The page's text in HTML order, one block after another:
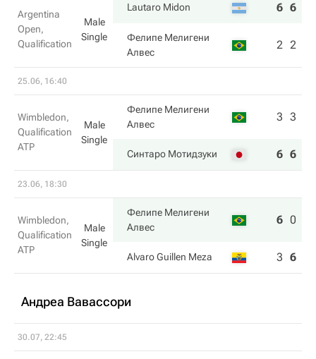
Argentina
Open,
Qualification
Male
Single
Lautaro Midon 6 6
Фелипе Мелигени
Алвес
2 2
25.06, 16:40
Wimbledon,
Qualification
ATP
Male
Single
Фелипе Мелигени
Алвес
3 3
Синтаро Мотидзуки 6 6
23.06, 18:30
Wimbledon,
Qualification
ATP
Male
Single
Фелипе Мелигени
Алвес
6 0
Alvaro Guillen Meza 3 6
Андреа Вавассори
30.07, 22:45